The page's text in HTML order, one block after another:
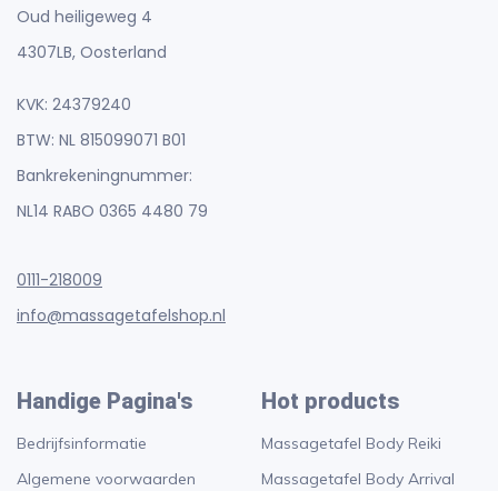
Oud heiligeweg 4
4307LB, Oosterland
KVK: 24379240
BTW: NL 815099071 B01
Bankrekeningnummer:
NL14 RABO 0365 4480 79
0111-218009
info@massagetafelshop.nl
Handige Pagina's
Bedrijfsinformatie
Algemene voorwaarden
Hot products
Massagetafel Body Reiki
Massagetafel Body Arrival